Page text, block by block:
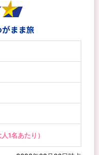
がまま旅
1名あたり）